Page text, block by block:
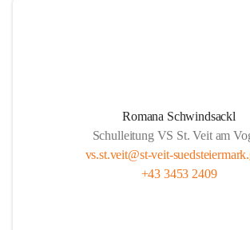
Romana Schwindsackl
Schulleitung VS St. Veit am
vs.st.veit@st-veit-
+43 3453 2409